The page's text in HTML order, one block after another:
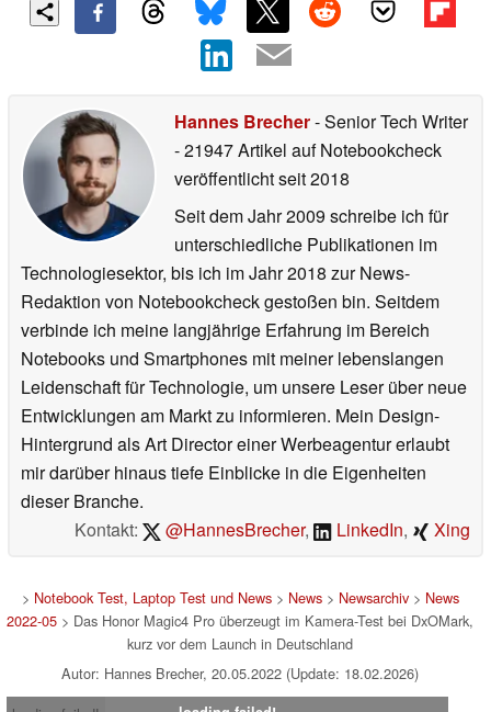
Hannes Brecher- Senior Tech Writer
- 21947 Artikel auf Notebookcheck
veröffentlichtseit 2018
Seit dem Jahr 2009 schreibe ich für
unterschiedliche Publikationen im
Technologiesektor, bis ich im Jahr 2018 zur News-
Redaktion von Notebookcheck gestoßen bin. Seitdem
verbinde ich meine langjährige Erfahrung im Bereich
Notebooks und Smartphones mit meiner lebenslangen
Leidenschaft für Technologie, um unsere Leser über neue
Entwicklungen am Markt zu informieren. Mein Design-
Hintergrund als Art Director einer Werbeagentur erlaubt
mir darüber hinaus tiefe Einblicke in die Eigenheiten
dieser Branche.
Kontakt:
@HannesBrecher, LinkedIn, Xing
> Notebook Test, Laptop Test und News> News> Newsarchiv> News
2022-05 > Das Honor Magic4 Pro überzeugt im Kamera-Test bei DxOMark,
kurz vor dem Launch in Deutschland
Autor: Hannes Brecher, 20.05.2022 (Update: 18.02.2026)